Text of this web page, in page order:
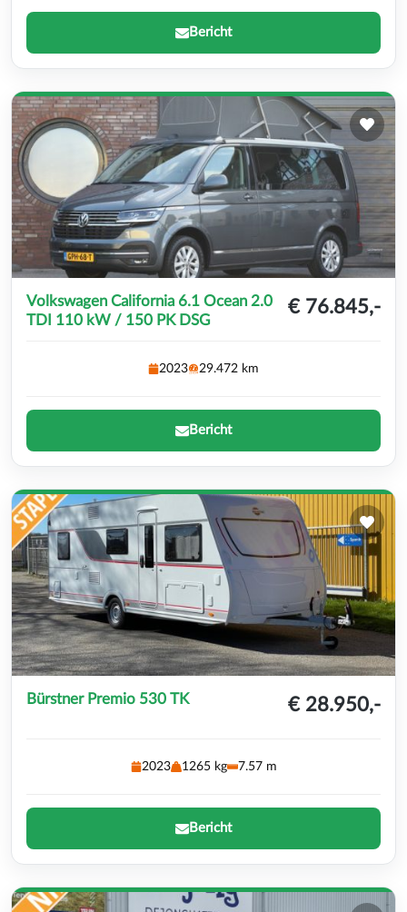
Bericht
Volkswagen California 6.1 Ocean 2.0
TDI 110 kW / 150 PK DSG
€ 76.845,-
2023 29.472 km
Bericht
Bürstner Premio 530 TK € 28.950,-
2023 1265 kg 7.57 m
Bericht